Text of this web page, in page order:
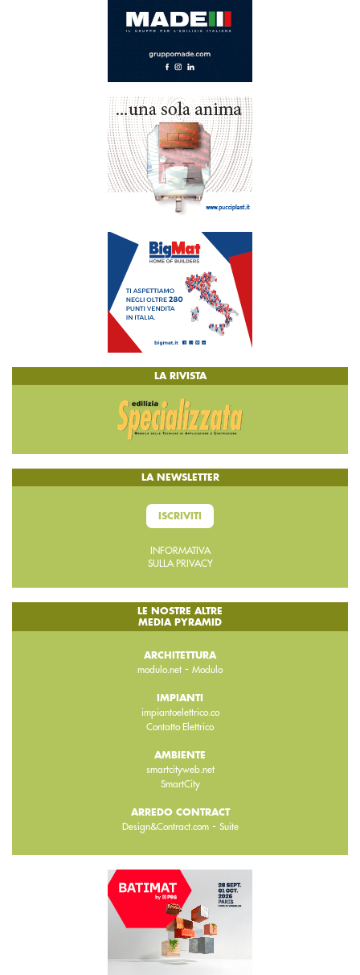
LA RIVISTA
LA NEWSLETTER
ISCRIVITI
INFORMATIVA
SULLA PRIVACY
LE NOSTRE ALTRE
MEDIA PYRAMID
ARCHITETTURA
modulo.net - Modulo
IMPIANTI
impiantoelettrico.co
Contatto Elettrico
AMBIENTE
smartcityweb.net
SmartCity
ARREDO CONTRACT
Design&Contract.com- Suite